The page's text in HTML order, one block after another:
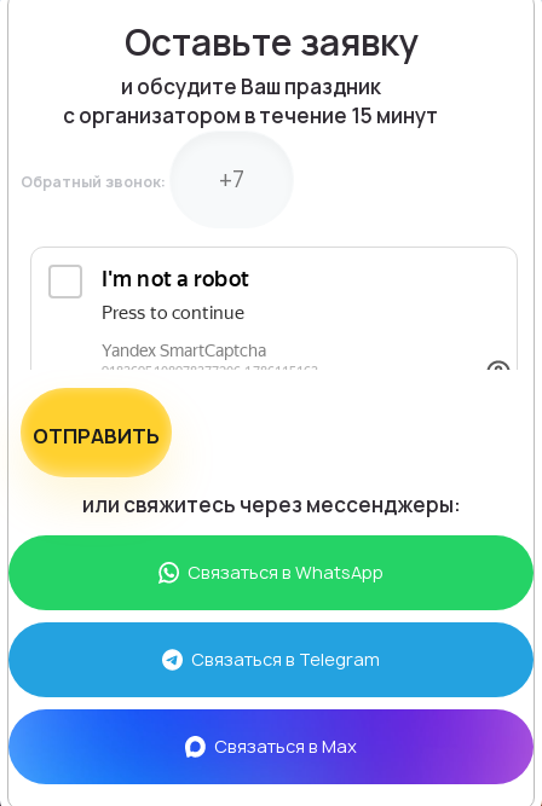
Оставьте заявку
и обсудите Ваш праздник
с организатором в течение 15 минут
Обратный звонок:
ОТПРАВИТЬ
или свяжитесь через мессенджеры:
Связаться вWhatsApp
Связаться в Telegram
Связаться вMax